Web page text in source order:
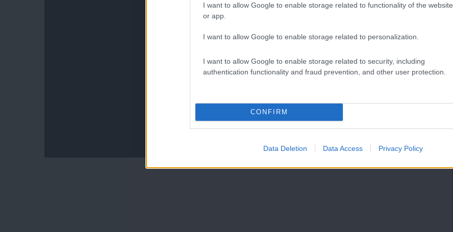
I want to allow Google to enable storage related to functionality of the website
or app.
I want to allow Google to enable storage related to personalization.
I want to allow Google to enable storage related to security, including
authentication functionality and fraud prevention, and other user protection.
CONFIRM
Data Deletion Data Access Privacy Policy